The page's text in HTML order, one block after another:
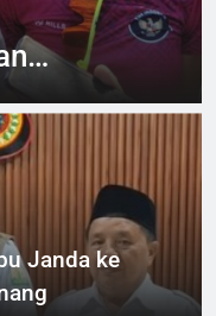
Janda ke